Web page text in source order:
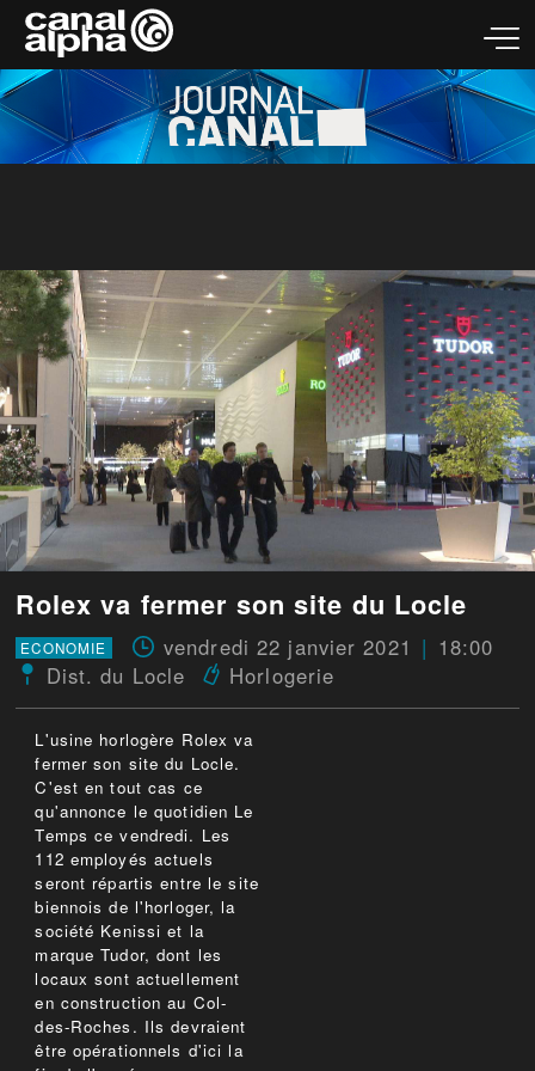
Rolex va fermer son site du Locle
ECONOMIE vendredi 22 janvier 2021
18:00
Dist. du Locle
Horlogerie
L'usine horlogère Rolex va
fermer son site du Locle.
C'est en tout cas ce
qu'annonce le quotidien Le
Temps ce vendredi. Les
112 employés actuels
seront répartis entre le site
biennois de l'horloger, la
société Kenissi et la
marque Tudor, dont les
locaux sont actuellement
en construction au Col-
des-Roches. Ils devraient
être opérationnels d'ici la